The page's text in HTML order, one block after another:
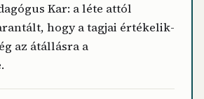
Kar: a léte attól
hogy a tagjai értékelik-
az átállásra a